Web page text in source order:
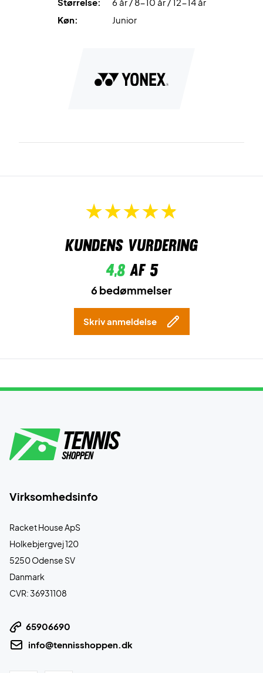
Køn:
Junior
Kundens vurdering
4,8af 5
6 bedømmelser
Skriv anmeldelse
Virksomhedsinfo
Racket House ApS
Holkebjergvej 120
5250 Odense SV
Danmark
CVR: 36931108
65906690
info@tennisshoppen.dk